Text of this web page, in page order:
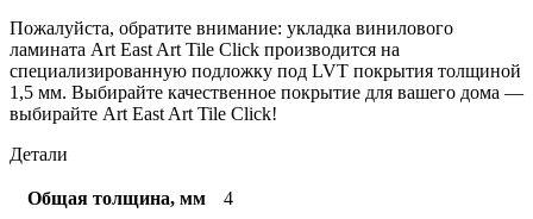
Пожалуйста, обратите внимание: укладка винилового
ламината Art East Art Tile Click производится на
специализированную подложку под LVT покрытия толщиной
1,5 мм. Выбирайте качественное покрытие для вашего дома —
выбирайте Art East Art Tile Click!
Детали
Общая толщина, мм 4